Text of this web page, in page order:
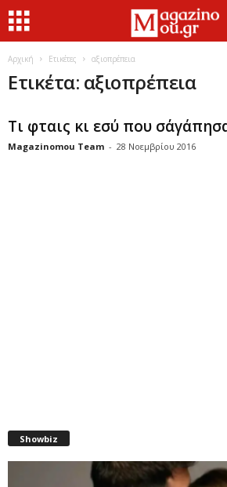
Αρχική Ετικέτες αξιοπρέπεια
Ετικέτα: αξιοπρέπεια
Τι φταις κι εσύ που
Magazinomou Team - 28 Νοεμβρίου 2016
Showbiz